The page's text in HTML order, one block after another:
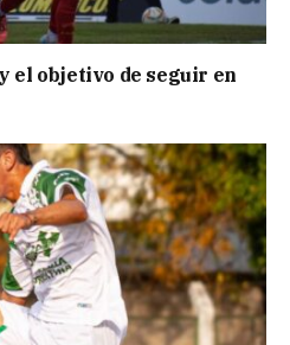
el objetivo de seguir en